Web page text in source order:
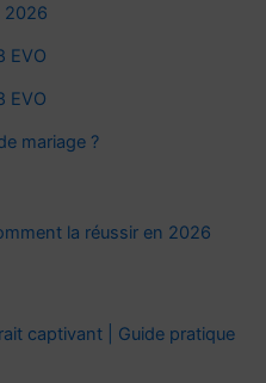
2026
EVO
EVO
mariage ?
la réussir en 2026
captivant | Guide pratique